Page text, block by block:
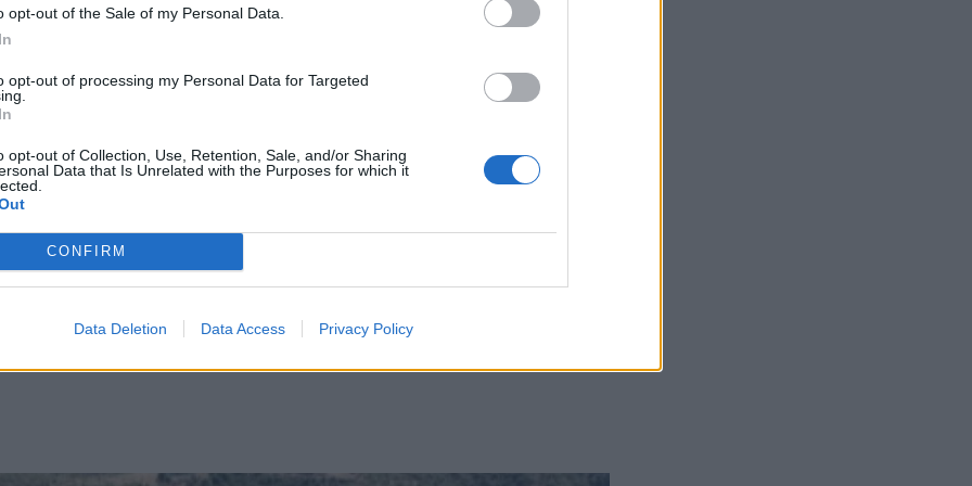
opt-out of the Sale of my Personal Data.
opt-out of processing my Personal Data for Targeted
opt-out of Collection, Use, Retention, Sale, and/or Sharing
Data that Is Unrelated with the Purposes for which it
CONFIRM
Data Deletion Data Access Privacy Policy